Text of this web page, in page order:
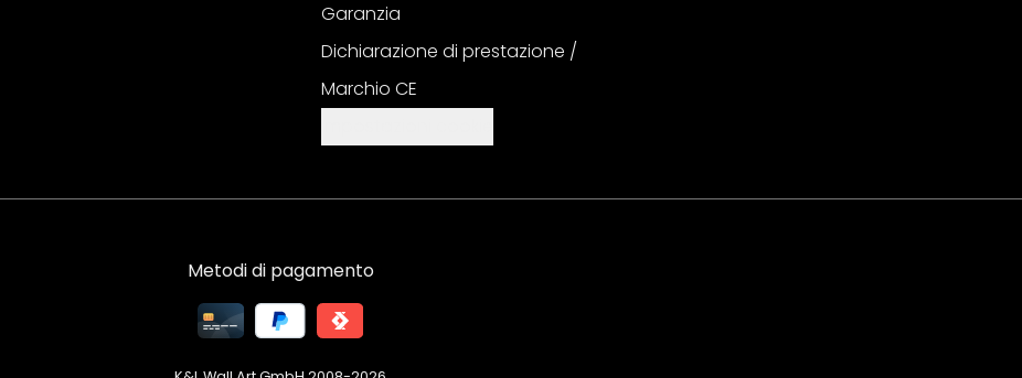
Garanzia
Dichiarazione di prestazione /
Marchio CE
Metodi di pagamento